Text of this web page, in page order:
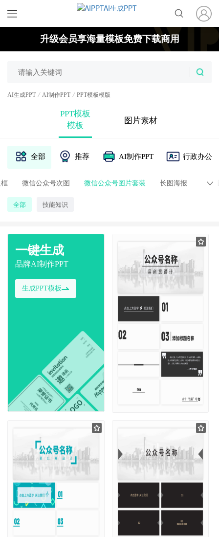
升级会员享海量模板免费下载商用
AI生成PPT / AI制作PPT / PPT模板模版
PPT模板
模板
图片素材
全部 推荐 AI制作PPT 行政办公
微信公众号次图 微信公众号图片套装 长图海报 纸质
全部 技能知识
一键生成
品牌AI制作PPT
生成PPT模板